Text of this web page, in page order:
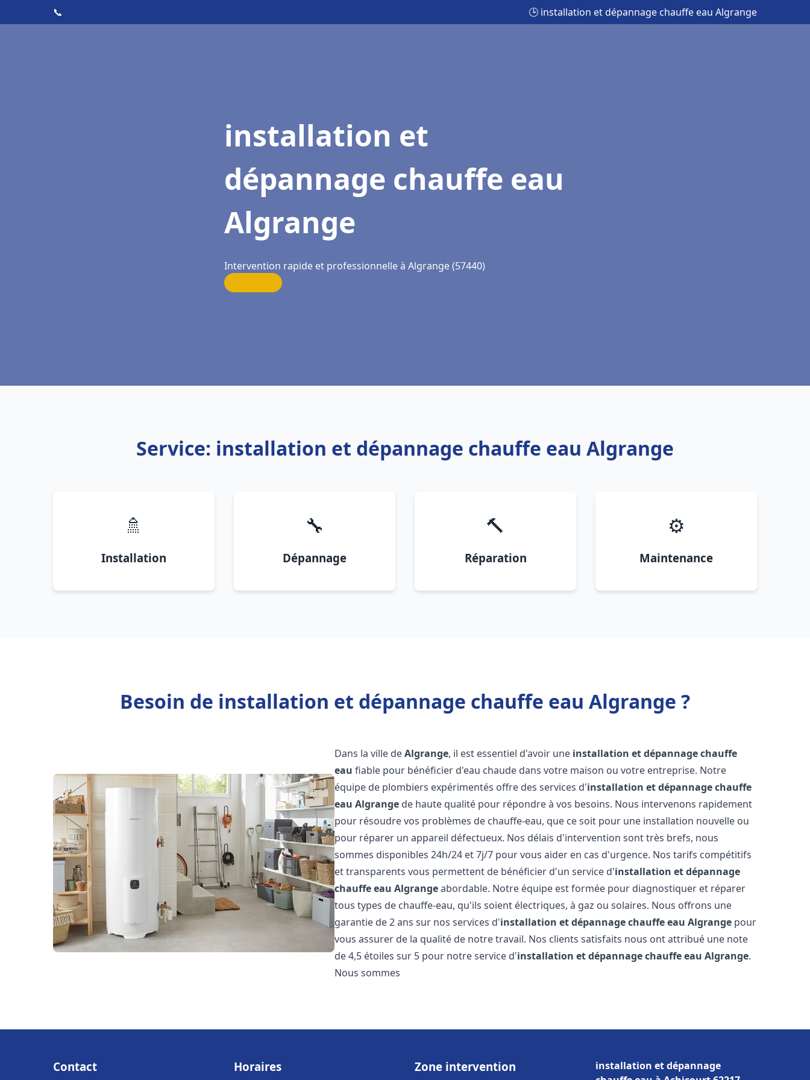
📞 🕒 installation et dépannage chauffe eau Algrange
installation et
dépannage chauffe eau
Algrange
Intervention rapide et professionnelle à Algrange (57440)
Service: installation et dépannage chauffe eau Algrange
🚿
Installation
🔧
Dépannage
🔨
Réparation
⚙️
Maintenance
Besoin de installation et dépannage chauffe eau Algrange ?
Dans la ville deAlgrange, il est essentiel d'avoir une installation et dépannage chauffe
eau fiable pour bénéficier d'eau chaude dans votre maison ou votre entreprise. Notre
équipe de plombiers expérimentés offre des services d'installation et dépannage chauffe
eau Algrange de haute qualité pour répondre à vos besoins. Nous intervenons rapidement
pour résoudre vos problèmes de chauffe-eau, que ce soit pour une installation nouvelle ou
pour réparer un appareil défectueux. Nos délais d'intervention sont très brefs, nous
sommes disponibles 24h/24 et 7j/7 pour vous aider en cas d'urgence. Nos tarifs compétitifs
et transparents vous permettent de bénéficier d'un service d'installation et dépannage
chauffe eau Algrangeabordable. Notre équipe est formée pour diagnostiquer et réparer
tous types de chauffe-eau, qu'ils soient électriques, à gaz ou solaires. Nous offrons une
garantie de 2 ans sur nos services d'installation et dépannage chauffe eau Algrange pour
vous assurer de la qualité de notre travail. Nos clients satisfaits nous ont attribué une note
de 4,5 étoiles sur 5 pour notre service d'installation et dépannage chauffe eau Algrange.
Nous sommes
Contact Horaires Zone intervention
installation et dépannage